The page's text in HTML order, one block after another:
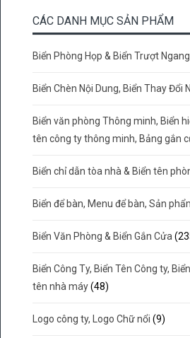
CÁC DANH MỤC SẢN PHẨM
Biển Phòng Họp & Biển Trượt Ngang
Biển Chèn Nội Dung, Biển Thay Đổi
Biển văn phòng Thông minh, Biển
tên công ty thông minh, Bảng gắn
Biển chỉ dẫn tòa nhà & Biển tên
Biển để bàn, Menu để bàn, Sản
Biển Văn Phòng & Biển Gắn Cửa
Biển Công Ty, Biển Tên Công ty,
tên nhà máy (48)
Logo công ty, Logo Chữ nổi (9)